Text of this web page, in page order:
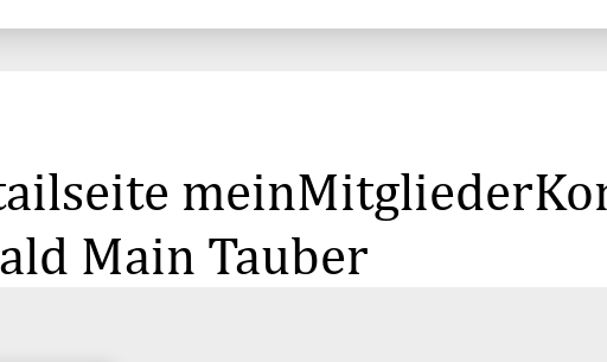
Main Tauber